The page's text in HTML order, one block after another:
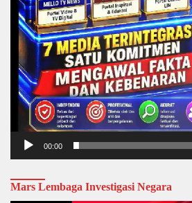
00:00
Mars Lembaga Investigasi Negara